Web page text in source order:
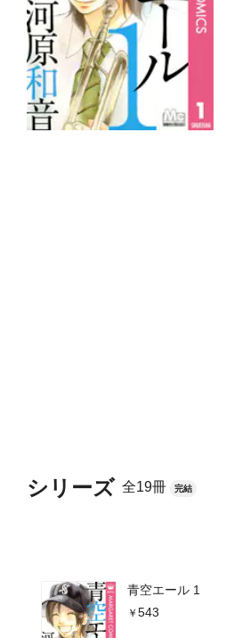
シリーズ 全19冊 完結
青空エール 1
543